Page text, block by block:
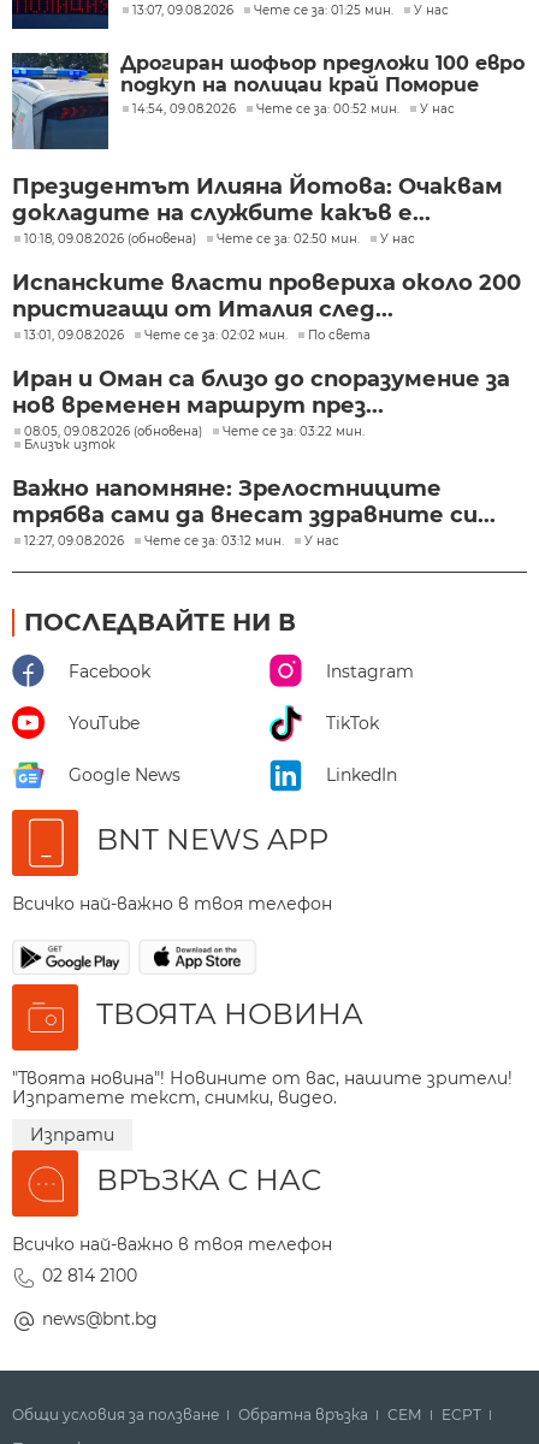
13:07, 09.08.2026 Чете се за: 01:25 мин. У нас
Дрогиран шофьор предложи 100 евро
подкуп на полицаи край Поморие
14:54, 09.08.2026 Чете се за: 00:52 мин. У нас
Президентът Илияна Йотова: Очаквам
докладите на службите какъв е...
10:18, 09.08.2026 (обновена) Чете се за: 02:50 мин. У нас
Испанските власти провериха около 200
пристигащи от Италия след...
13:01, 09.08.2026 Чете се за: 02:02 мин. По света
Иран и Оман са близо до споразумение за
нов временен маршрут през...
08:05, 09.08.2026 (обновена)
Чете се за: 03:22 мин.
Близък изток
Важно напомняне: Зрелостниците
трябва сами да внесат здравните си...
12:27, 09.08.2026 Чете се за: 03:12 мин. У нас
ПОСЛЕДВАЙТЕ НИ В
Facebook Instagram
YouTube TikTok
Google News LinkedIn
BNT NEWS APP
Всичко най-важно в твоя телефон
ТВОЯТА НОВИНА
"Твоята новина"! Новините от вас, нашите зрители!
Изпратете текст, снимки, видео.
Изпрати
ВРЪЗКА С НАС
Всичко най-важно в твоя телефон
02 814 2100
news@bnt.bg
Общи условия за ползване Обратна връзка СЕМ
ECPT